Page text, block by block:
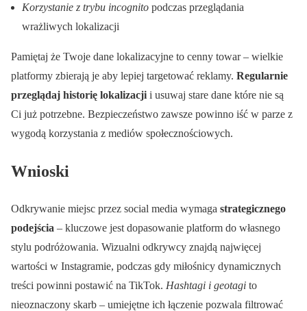
Korzystanie z trybu incognito podczas przeglądania
wrażliwych lokalizacji
Pamiętaj że Twoje dane lokalizacyjne to cenny towar – wielkie
platformy zbierają je aby lepiej targetować reklamy. Regularnie
przeglądaj historię lokalizacji i usuwaj stare dane które nie są
Ci już potrzebne. Bezpieczeństwo zawsze powinno iść w parze z
wygodą korzystania z mediów społecznościowych.
Wnioski
Odkrywanie miejsc przez social media wymaga strategicznego
podejścia – kluczowe jest dopasowanie platform do własnego
stylu podróżowania. Wizualni odkrywcy znajdą najwięcej
wartości w Instagramie, podczas gdy miłośnicy dynamicznych
treści powinni postawić na TikTok. Hashtagi i geotagi to
nieoznaczony skarb – umiejętne ich łączenie pozwala filtrować